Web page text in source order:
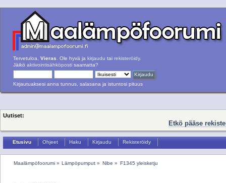
Tervetuloa, Vieras . Ole hyvä ja kirjaudu tai rekisteröidy.
Jäikö aktivointisähköposti saamatta?
Kirjautuaksesi anna tunnus, salasana ja istuntosi pituus
Uutiset:
Etkö pääse
Etusivu Ohjeet Haku Kirjaudu Rekisteröidy
Maalämpöfoorumi» Lämpöpumput » Nibe » F1345 yleisketju